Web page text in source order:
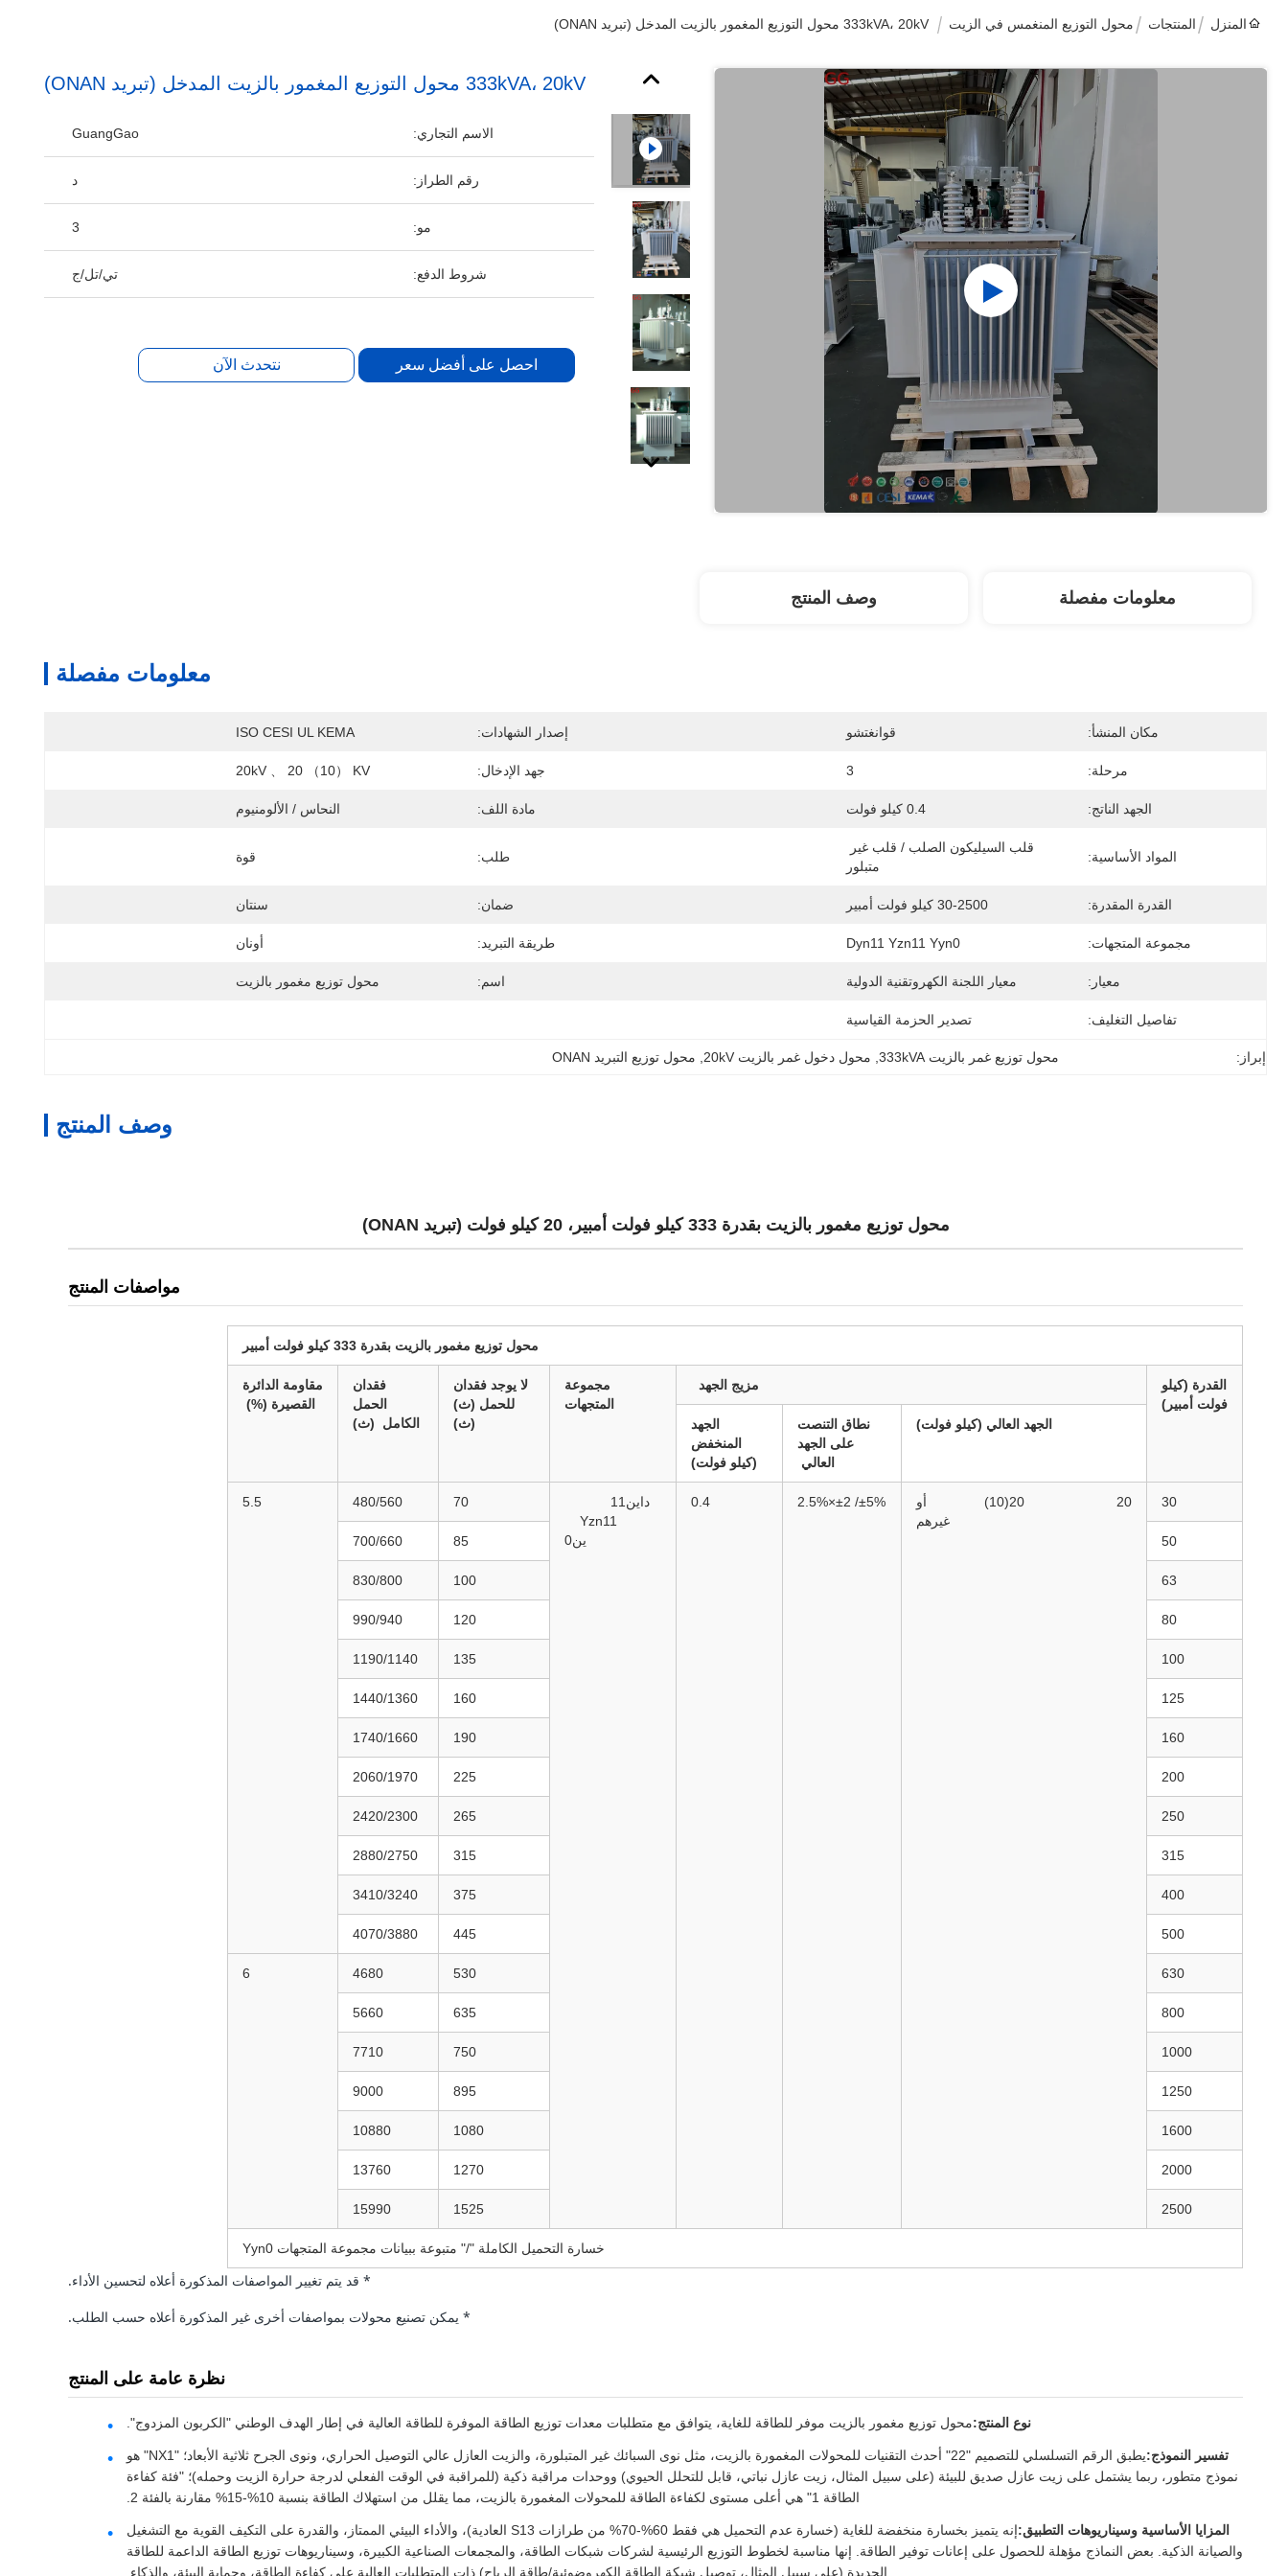
المنزل المنتجات محول التوزيع المنغمس في الزيت 333kVA، 20kV محول التوزيع المغمور بالزيت المدخل (تبريد ONAN)
333kVA، 20kV محول التوزيع المغمور بالزيت المدخل (تبريد ONAN)
الاسم التجاري: GuangGao
رقم الطراز: د
مو: 3
شروط الدفع: تي/تل/ج
احصل على أفضل سعر نتحدث الآن
معلومات مفصلة وصف المنتج
معلومات مفصلة
مكان المنشأ: قوانغتشو إصدار الشهادات: ISO CESI UL KEMA
مرحلة: 3 جهد الإدخال: 20kV 、 20 （10） KV
الجهد الناتج: 0.4 كيلو فولت مادة اللف: النحاس / الألومنيوم
المواد الأساسية:
متبلور
طلب: قوة
القدرة المقدرة: 30-2500 كيلو فولت أمبير ضمان: سنتان
مجموعة المتجهات: Dyn11 Yzn11 Yyn0 طريقة التبريد: أونان
معيار: معيار اللجنة الكهروتقنية الدولية اسم: محول توزيع مغمور بالزيت
تفاصيل التغليف: تصدير الحزمة القياسية
إبراز: محول توزيع غمر بالزيت 333kVA محول دخول غمر بالزيت 20kV محول توزيع التبريد ONAN
وصف المنتج
محول توزيع مغمور بالزيت بقدرة 333 كيلو فولت أمبير، 20 كيلو فولت (تبريد ONAN)
مواصفات المنتج
محول توزيع مغمور بالزيت بقدرة 333 كيلو فولت أمبير
القدرة (كيلو
فولت أمبير)
مزيج الجهد
مجموعة
المتجهات
لا يوجد فقدان
للحمل (ث)
(ث)
فقدان
الحمل
الكامل
(ث)
مقاومة الدائرة
القصيرة (%)
الجهد العالي (كيلو فولت)
نطاق التنصت
على الجهد
العالي
الجهد
المنخفض
(كيلو فولت)
30
20
20(10)
أو
غيرهم
±5%/
±2×2.5%
0.4
داين11
Yzn11
ين0
70
480/560
5.5
50
85
700/660
63
100
830/800
80
120
990/940
100
135
1190/1140
125
160
1440/1360
160
190
1740/1660
200
225
2060/1970
250
265
2420/2300
315
315
2880/2750
400
375
3410/3240
500
445
4070/3880
630
530
4680
6
800
635
5660
1000
750
7710
1250
895
9000
1600
1080
10880
2000
1270
13760
2500
1525
15990
خسارة التحميل الكاملة "/" متبوعة ببيانات مجموعة المتجهات Yyn0
* قد يتم تغيير المواصفات المذكورة أعلاه لتحسين الأداء.
* يمكن تصنيع محولات بمواصفات أخرى غير المذكورة أعلاه حسب الطلب.
نظرة عامة على المنتج
نوع المنتج:محول توزيع مغمور بالزيت موفر للطاقة للغاية، يتوافق مع متطلبات معدات توزيع الطاقة الموفرة للطاقة العالية في إطار الهدف الوطني "الكربون المزدوج".
تفسير النموذج:
يطبق الرقم التسلسلي للتصميم "22" أحدث التقنيات للمحولات المغمورة بالزيت، مثل نوى السبائك غير المتبلورة، والزيت العازل عالي التوصيل الحراري، ونوى الجرح ثلاثية الأبعاد؛ "NX1" هو
نموذج متطور، ربما يشتمل على زيت عازل صديق للبيئة (على سبيل المثال، زيت عازل نباتي، قابل للتحلل الحيوي) ووحدات مراقبة ذكية (للمراقبة في الوقت الفعلي لدرجة حرارة الزيت وحمله)؛ "فئة كفاءة
الطاقة 1" هي أعلى مستوى لكفاءة الطاقة للمحولات المغمورة بالزيت، مما يقلل من استهلاك الطاقة بنسبة 10%-15% مقارنة بالفئة 2.
المزايا الأساسية وسيناريوهات التطبيق:
إنه يتميز بخسارة منخفضة للغاية (خسارة عدم التحميل هي فقط 60%-70% من طرازات S13 العادية)، والأداء البيئي الممتاز، والقدرة على التكيف القوية مع التشغيل
والصيانة الذكية. بعض النماذج مؤهلة للحصول على إعانات توفير الطاقة. إنها مناسبة لخطوط التوزيع الرئيسية لشركات شبكات الطاقة، والمجمعات الصناعية الكبيرة، وسيناريوهات توزيع الطاقة الداعمة للطاقة
الجديدة (على سبيل المثال، توصيل شبكة الطاقة الكهروضوئية/طاقة الرياح) ذات المتطلبات العالية على كفاءة الطاقة، وحماية البيئة، والذكاء.